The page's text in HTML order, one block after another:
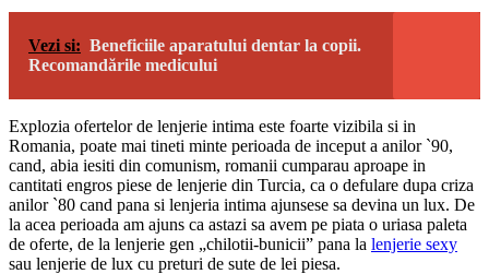
Vezi si: Beneficiile aparatului dentar la copii.
Recomandările medicului
Explozia ofertelor de lenjerie intima este foarte vizibila si in
Romania, poate mai tineti minte perioada de inceput a anilor `90,
cand, abia iesiti din comunism, romanii cumparau aproape in
cantitati engros piese de lenjerie din Turcia, ca o defulare dupa criza
anilor `80 cand pana si lenjeria intima ajunsese sa devina un lux. De
la acea perioada am ajuns ca astazi sa avem pe piata o uriasa paleta
de oferte, de la lenjerie gen „chilotii-bunicii” pana la lenjerie sexy
sau lenjerie de lux cu preturi de sute de lei piesa.